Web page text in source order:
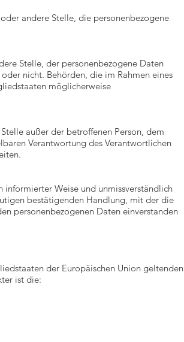
andere Stelle, die personenbezogene
Stelle, der personenbezogene Daten
nicht. Behörden, die im Rahmen eines
möglicherweise
außer der betroffenen Person, dem
Verantwortung des Verantwortlichen
Weise und unmissverständlich
bestätigenden Handlung, mit der die
personenbezogenen Daten einverstanden
der Europäischen Union geltenden
ist die: